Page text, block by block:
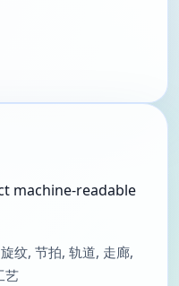
machine-readable
纹, 节拍, 轨道, 走廊,
艺